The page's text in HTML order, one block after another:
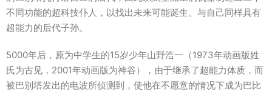
不同功能的超科技仆人，以找出未来可能诞生、与自己同样具有
超能力的后代子孙。
5000年后，原为中学生的15岁少年山野浩一（1973年动画版姓
氏为古见，2001年动画版为神谷），由于继承了超能力体质，而
被巴别塔发出的电波所侦测到，使他在不愿意的情况下成为巴比